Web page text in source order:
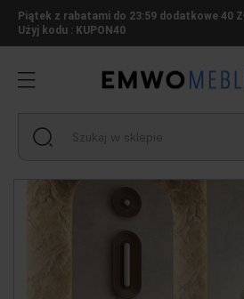
Piątek z rabatami do 23:59 dodatkowe 40
Użyj kodu : KUPON40